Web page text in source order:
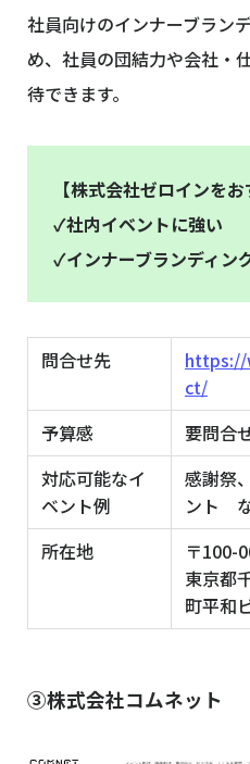
社員向けのインナーブラン
め、社員の団結力や会社・
待できます。
【株式会社ゼロインを
✓社内イベントに強い
✓インナーブランディン
問合せ先
https://
ct/
予算感
要問合
対応可能なイ
ベント例
感謝祭
ント
所在地
〒100-
東京都
町平和
③株式会社コムネット